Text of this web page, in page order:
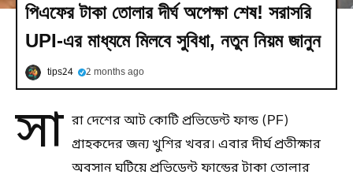
পিএফের টাকা তোলার দীর্ঘ অপেক্ষা শেষ! সরাসরি
UPI-এর মাধ্যমে মিলবে সুবিধা, নতুন নিয়ম জানুন
tips24 2 months ago
সা রা দেশের আট কোটি প্রভিডেন্ট ফান্ড (PF)
গ্রাহকদের জন্য খুশির খবর। এবার দীর্ঘ প্রতীক্ষার
অবসান ঘটিয়ে প্রভিডেন্ট ফান্ডের টাকা তোলার